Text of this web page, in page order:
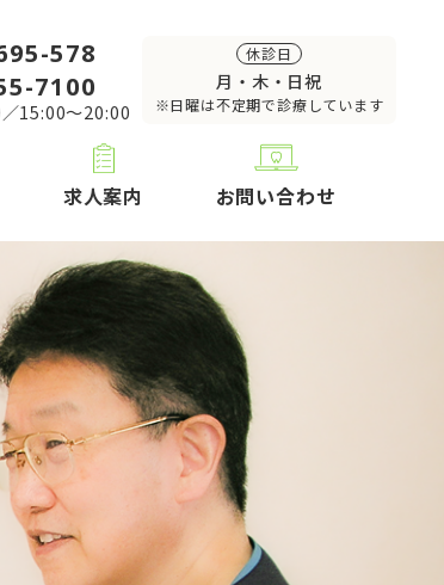
578
7100
15:00～20:00
休診日
月・木・日祝
※日曜は不定期で診療しています
求人案内 お問い合わせ